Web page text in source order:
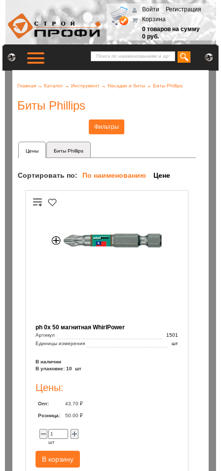
Войти
Регистрация
Корзина
0 товаров на сумму
0 руб.
Главная → Каталог → Инструмент → Насадки и биты → Биты Phillips
Биты Phillips
Фильтры
Цены Биты Phillips
Сортировать по: По наименованию Цене
ph 0х 50 магнитная WhirlPower
Артикул
1501
Единицы измерения
шт
В наличии
В упаковке: 10 шт
Цены:
Опт: 43.70 ₽
Розница: 50.00 ₽
шт
В корзину